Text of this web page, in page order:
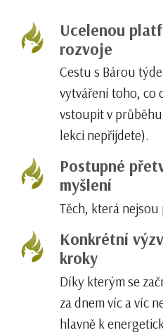
Ucelenou
rozvoje
Cestu s Bárou
vytváření toho, co
vstoupit v
lekci nepřijdete).
Postupné
myšlení
Těch, která nejsou
Konkrétní
kroky
Díky kterým se
za dnem víc a víc
hlavně k